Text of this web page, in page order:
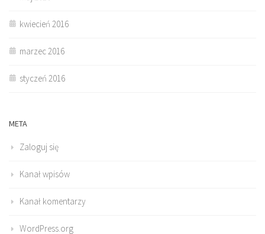
kwiecień 2016
marzec 2016
styczeń 2016
META
Zaloguj się
Kanał wpisów
Kanał komentarzy
WordPress.org